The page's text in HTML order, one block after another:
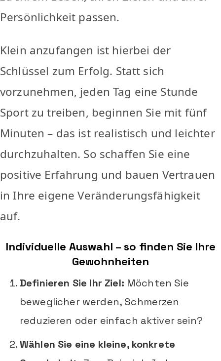
Persönlichkeit passen.
Klein anzufangen ist hierbei der
Schlüssel zum Erfolg. Statt sich
vorzunehmen, jeden Tag eine Stunde
Sport zu treiben, beginnen Sie mit fünf
Minuten – das ist realistisch und leichter
durchzuhalten. So schaffen Sie eine
positive Erfahrung und bauen Vertrauen
in Ihre eigene Veränderungsfähigkeit
auf.
Individuelle Auswahl – so finden Sie Ihre
Gewohnheiten
Definieren Sie Ihr Ziel: Möchten Sie
beweglicher werden, Schmerzen
reduzieren oder einfach aktiver sein?
Wählen Sie eine kleine, konkrete